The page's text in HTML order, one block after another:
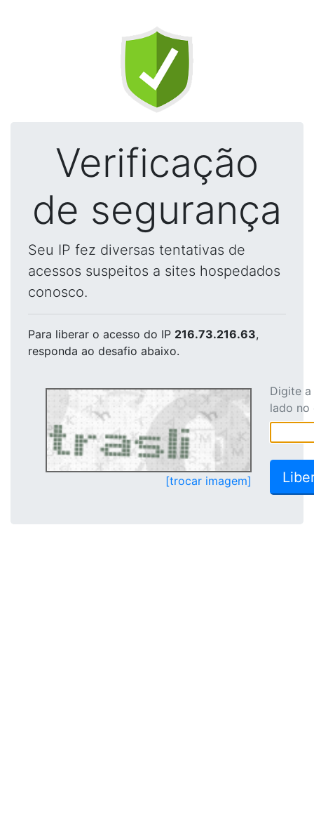
Verificação
de segurança
Seu IP fez diversas tentativas de
acessos suspeitos a sites hospedados
conosco.
Para liberar o acesso do IP 216.73.216.63,
responda ao desafio abaixo.
[trocar imagem]
Digite
lado no